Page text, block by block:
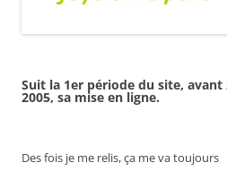
Suit la 1er période du site,
2005, sa mise en ligne.
Des fois je me relis, ça me va toujours